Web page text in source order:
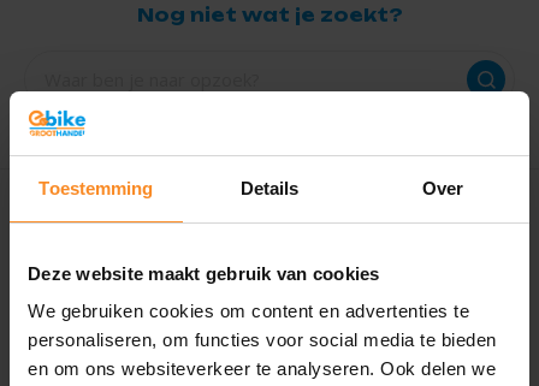
Toestemming Details Over
Deze website maakt gebruik van cookies
We gebruiken cookies om content en advertenties te
personaliseren, om functies voor social media te bieden
en om ons websiteverkeer te analyseren. Ook delen we
Nog niet wat je zoekt?
Onze service
Levering in
NL en BE
Altijd mooie ennette fietsen